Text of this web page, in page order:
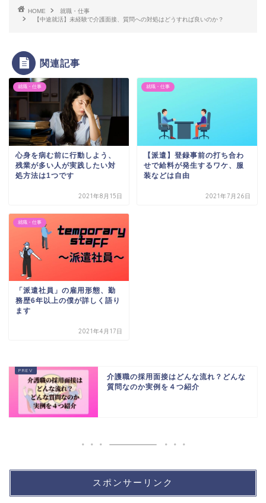
HOME
就職・仕事
【中途就活】未経験で介護面接、質問への対処はどうすれば良いのか？
関連記事
就職・仕事
心身を病む前に行動しよう、
残業が多い人が実践したい対
処方法は1つです
2021年8月15日
就職・仕事
【派遣】登録事前の打ち合わ
せで給料が発生するワケ、服
装などは自由
2021年7月26日
就職・仕事
「派遣社員」の雇用形態、勤
務歴6年以上の僕が詳しく語り
ます
2021年4月17日
介護職の採用面接はどんな流れ？どんな
質問なのか実例を４つ紹介
スポンサーリンク